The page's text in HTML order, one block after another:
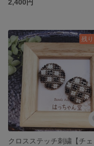
2,400円
残